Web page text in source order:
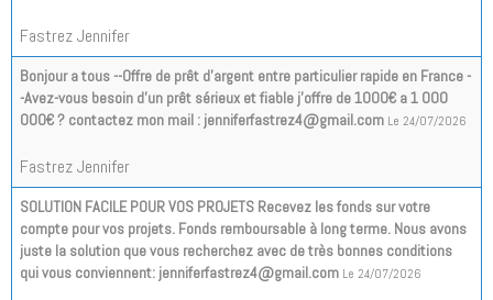
Fastrez Jennifer
Bonjour a tous --Offre de prêt d'argent entre particulier rapide en France -
-Avez-vous besoin d'un prêt sérieux et fiable j'offre de 1000€ a 1 000
000€ ? contactez mon mail : jenniferfastrez4@gmail.com Le 24/07/2026
Fastrez Jennifer
SOLUTION FACILE POUR VOS PROJETS Recevez les fonds sur votre
compte pour vos projets. Fonds remboursable à long terme. Nous avons
juste la solution que vous recherchez avec de très bonnes conditions
qui vous conviennent: jenniferfastrez4@gmail.com Le 24/07/2026